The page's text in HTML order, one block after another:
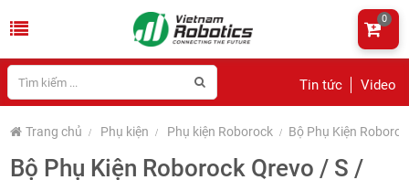
Tin tức Video
0
Trang chủ Phụ kiện Phụ kiện Roborock Bộ Phụ Kiện
Bộ Phụ Kiện Roborock Qrevo / S /